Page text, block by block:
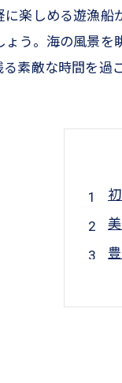
楽しめる遊漁
う。海の風景
素敵な時間を過